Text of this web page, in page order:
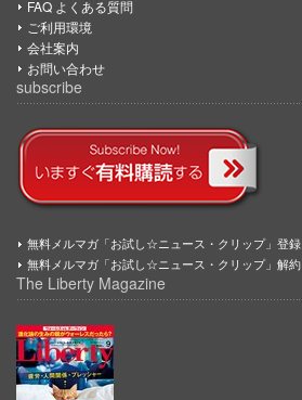
FAQ よくある質問
ご利用環境
会社案内
お問い合わせ
subscribe
無料メルマガ「お試し☆ニュース・クリップ」登録
無料メルマガ「お試し☆ニュース・クリップ」解約
The Liberty Magazine